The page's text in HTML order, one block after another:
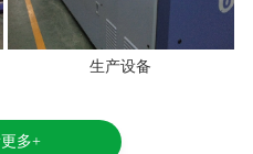
生产设备
多+